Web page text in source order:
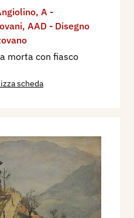
, A -
, AAD - Disegno
morta con fiasco
scheda